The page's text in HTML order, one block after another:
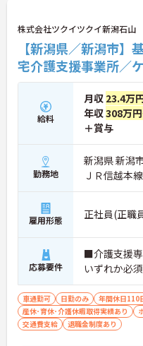
業所加算手当など日々の頑
・勤続3年以上で対象となる
助などが受けられる独自の
を完備しています
・社内規定の範囲内で髪色や
まつげエクステが自由であ
自分らしく働けます
ンの運用など、お客様と従
マネジメントも徹底されて
がオンラインで情報を確認で
活用した相談サービスの導
に取り入れ、在宅生活の質
率化を両立する次世代型の介
いく方針です。安定した事
併せ持つ、長期的なキャリ
す。
★おすすめPOINT★
ンスを大切にできる環境で
・基本土日休みで年間休日
す
・毎月付与されるリフレッ
取得も可能でプライベートの
・くるみん認定企業として
暇や育休取得実績など子育て
充実しています
【主任ケアマネ複数名在籍
未経験やブランクがある方
・困難事例があった際も主任
株式会社ツクイツクイ新潟石山
【新潟県／新潟市】
宅介護支援事業所／
給料
月収 23.4万
年収308万
＋賞与
勤務地
新潟県 新潟
ＪＲ信越本
雇用形態 正社員(正職
応募要件
■介護支援
いずれか必
車通勤可 日勤のみ 年間休日110
産休･育休･介護休暇取得実績あり
交通費支給
退職金制度あり